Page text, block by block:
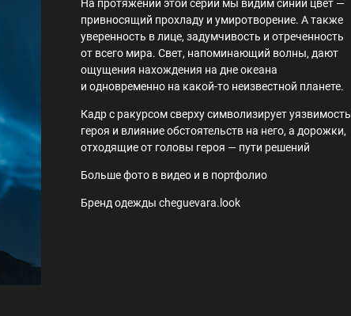
На протяжении этой серии мы видим синий цвет —
привносящий прохладу и умиротворение. А также
уверенность в лице, задумчивость и отреченность
от всего мира. Свет, напоминающий волны, дают
ощущения нахождения на дне океана
и одновременно на какой-то неизвестной планете.
Кадр с ракурсом сверху символизирует уязвимость
героя и влияние обстоятельств на него, а дорожки,
отходящие от головы героя — пути решений
Больше фото в видео и в портфолио
Бренд одежды cheguevara.look